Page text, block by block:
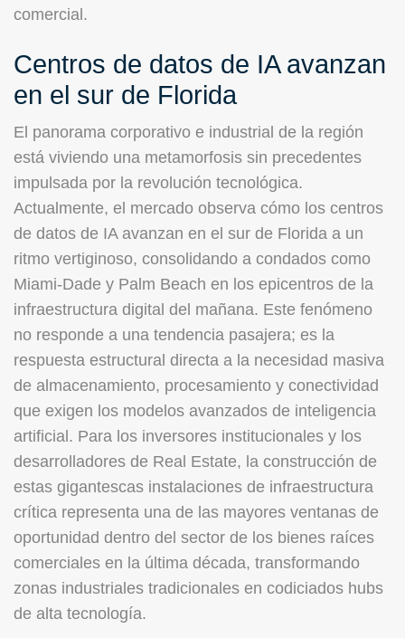
comercial.
Centros de datos de IA avanzan
en el sur de Florida
El panorama corporativo e industrial de la región
está viviendo una metamorfosis sin precedentes
impulsada por la revolución tecnológica.
Actualmente, el mercado observa cómo los centros
de datos de IA avanzan en el sur de Florida a un
ritmo vertiginoso, consolidando a condados como
Miami-Dade y Palm Beach en los epicentros de la
infraestructura digital del mañana. Este fenómeno
no responde a una tendencia pasajera; es la
respuesta estructural directa a la necesidad masiva
de almacenamiento, procesamiento y conectividad
que exigen los modelos avanzados de inteligencia
artificial. Para los inversores institucionales y los
desarrolladores de Real Estate, la construcción de
estas gigantescas instalaciones de infraestructura
crítica representa una de las mayores ventanas de
oportunidad dentro del sector de los bienes raíces
comerciales en la última década, transformando
zonas industriales tradicionales en codiciados hubs
de alta tecnología.